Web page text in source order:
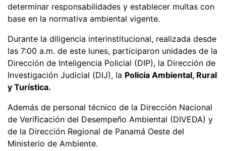
determinar responsabilidades y establecer multas con
base en la normativa ambiental vigente.
Durante la diligencia interinstitucional, realizada desde
las 7:00 a.m. de este lunes, participaron unidades de la
Dirección de Inteligencia Policial (DIP), la Dirección de
Investigación Judicial (DIJ), la Policía Ambiental, Rural
y Turística.
Además de personal técnico de la Dirección Nacional
de Verificación del Desempeño Ambiental (DIVEDA) y
de la Dirección Regional de Panamá Oeste del
Ministerio de Ambiente.